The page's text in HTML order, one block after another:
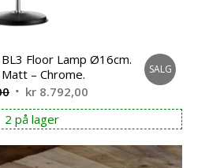
Floor Lamp Ø16cm.
Matt – Chrome.
Opprinnelig
pris
var:
kr 10.990,00.
kr8.792,00Nåværende
pris
er:
kr 8.792,00.
SALG
2 på lager